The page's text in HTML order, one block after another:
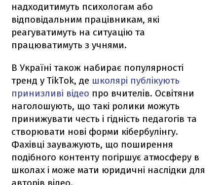
надходитимуть психологам або
відповідальним працівникам, які
реагуватимуть на ситуацію та
працюватимуть з учнями.
В Україні також набирає популярності
тренд у TikTok, де школярі публікують
принизливі відео про вчителів. Освітяни
наголошують, що такі ролики можуть
принижувати честь і гідність педагогів та
створювати нові форми кібербулінгу.
Фахівці зауважують, що поширення
подібного контенту погіршує атмосферу в
школах і може мати юридичні наслідки для
авторів відео.